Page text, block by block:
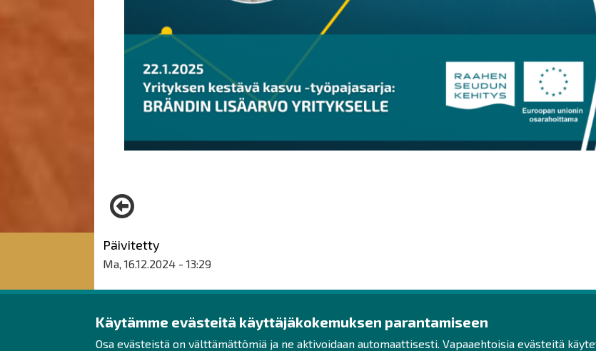
Käytämme evästeitä käyttäjäkokemuksen parantamiseen
Osa evästeistä on välttämättömiä ja ne aktivoidaan automaattisesti. Vapaaehtoisia evästeitä
Päivitetty
Ma, 16.12.2024 - 13:29
Raahen seudun kehitys Ota yhteyttä!